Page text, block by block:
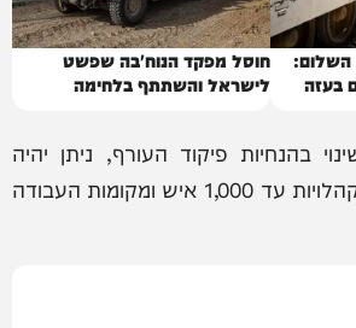
השלום:
בעזה
חוסל מפקד הנוח'בה שפשט
לישראל והשתתף בלחימה
בהנחיות פיקוד העורף, ניתן יהיה
לקיים בירושלים התקהלויות עד 1,000 איש ומקומות העבודה